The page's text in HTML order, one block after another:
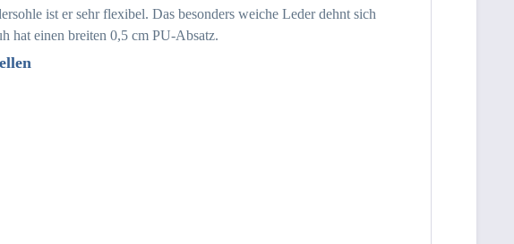
ist er sehr flexibel. Das besonders weiche Leder dehnt sich
hat einen breiten 0,5 cm PU-Absatz.